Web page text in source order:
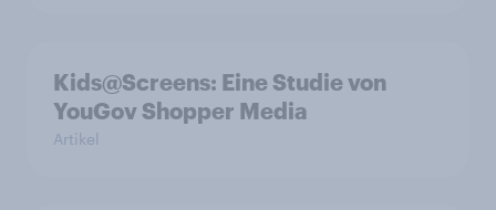
Kids@Screens: Eine Studie von
YouGov Shopper Media
Artikel